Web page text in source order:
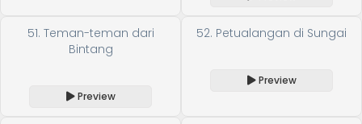
51. Teman-teman dari
Bintang
Preview
52. Petualangan di Sungai
Preview